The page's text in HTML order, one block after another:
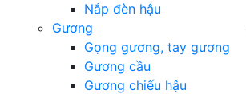
Nắp đèn hậu
Gương
Gọng gương, tay gương
Gương cầu
Gương chiếu hậu